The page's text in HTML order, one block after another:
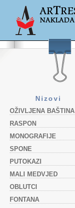
Nizovi
OŽIVLJENA BAŠTINA
RASPON
MONOGRAFIJE
SPONE
PUTOKAZI
MALI MEDVJED
OBLUTCI
FONTANA